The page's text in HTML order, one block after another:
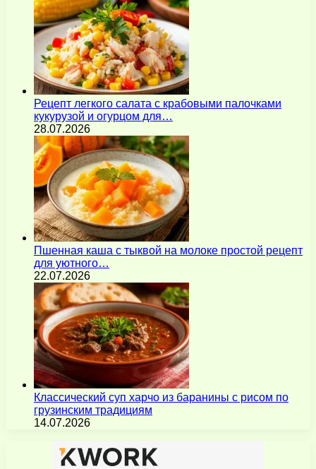
Рецепт легкого салата с крабовыми палочками
кукурузой и огурцом для…
28.07.2026
Пшенная каша с тыквой на молоке простой рецепт
для уютного…
22.07.2026
Классический суп харчо из баранины с рисом по
грузинским традициям
14.07.2026